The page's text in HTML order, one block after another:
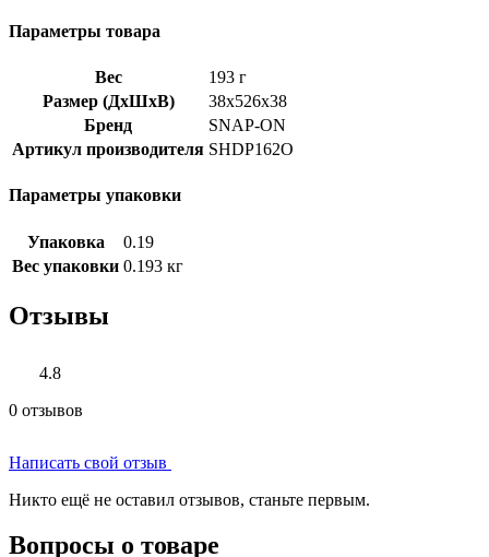
Параметры товара
Вес
193 г
Размер (ДхШхВ)
38x526x38
Бренд
SNAP-ON
Артикул производителя SHDP162O
Параметры упаковки
Упаковка
0.19
Вес упаковки 0.193 кг
Отзывы
4.8
0 отзывов
Написать свой отзыв
Никто ещё не оставил отзывов, станьте первым.
Вопросы о товаре